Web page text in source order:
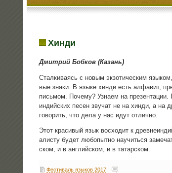
Хинди
Дмит­рий Боб­ков (Казань)
Стал­ки­ва­ясь с новым экзо­ти­че­ским
вые зна­ки. В язы­ке хин­ди есть алфа­вит,
пись­мом. Поче­му? Узна­ем на пре­зен­та­ции.
индий­ских песен зву­чат не на хин­ди, а на
гово­рить, что дела у нас идут отлично.
Этот кра­си­вый язык вос­хо­дит к
а­ли­сту будет любо­пыт­но научить­ся
ском, и в англий­ском, и в татарском.
Фестиваль языков 2017